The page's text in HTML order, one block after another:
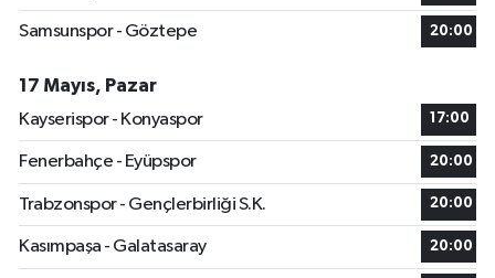
Samsunspor - Göztepe 20:00
17 Mayıs, Pazar
Kayserispor - Konyaspor
17:00
Fenerbahçe - Eyüpspor 20:00
Trabzonspor - Gençlerbirliği S.K. 20:00
Kasımpaşa - Galatasaray 20:00